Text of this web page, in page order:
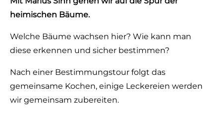
heimischen Bäume.
‍Welche Bäume wachsen hier? Wie kann man
diese erkennen und sicher bestimmen?
Nach einer Bestimmungstour folgt das
gemeinsame Kochen, einige Leckereien werden
wir gemeinsam zubereiten.